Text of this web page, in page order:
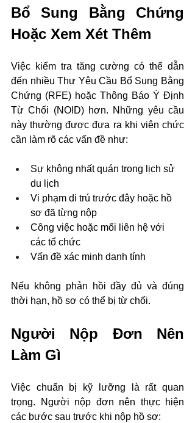
Bổ Sung Bằng Chứng
Hoặc Xem Xét Thêm
Việc kiểm tra tăng cường có thể dẫn
đến nhiều Thư Yêu Cầu Bổ Sung Bằng
Chứng (RFE) hoặc Thông Báo Ý Định
Từ Chối (NOID) hơn. Những yêu cầu
này thường được đưa ra khi viên chức
cần làm rõ các vấn đề như:
Sự không nhất quán trong lịch sử
du lịch
Vi phạm di trú trước đây hoặc hồ
sơ đã từng nộp
Công việc hoặc mối liên hệ với
các tổ chức
Vấn đề xác minh danh tính
Nếu không phản hồi đầy đủ và đúng
thời hạn, hồ sơ có thể bị từ chối.
Người Nộp Đơn Nên
Làm Gì
Việc chuẩn bị kỹ lưỡng là rất quan
trọng. Người nộp đơn nên thực hiện
các bước sau trước khi nộp hồ sơ: